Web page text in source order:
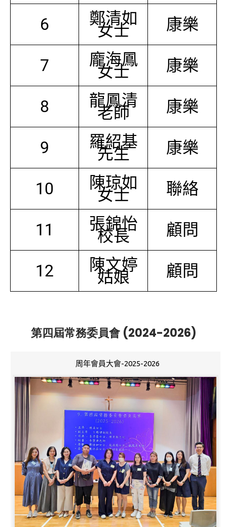
6 鄭清如
女士 康樂
7 龐海鳳
女士 康樂
8 龍鳳清
老師 康樂
9 羅紹基
先生 康樂
10 陳琼如
女士 聯絡
11 張錦怡
校長 顧問
12 陳文婷
姑娘 顧問
第四屆常務委員會 (2024-2026)
周年會員大會-2025-2026